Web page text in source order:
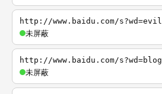
http://www.baidu.com/s?wd=evil
未屏蔽
http://www.baidu.com/s?wd=blog
未屏蔽